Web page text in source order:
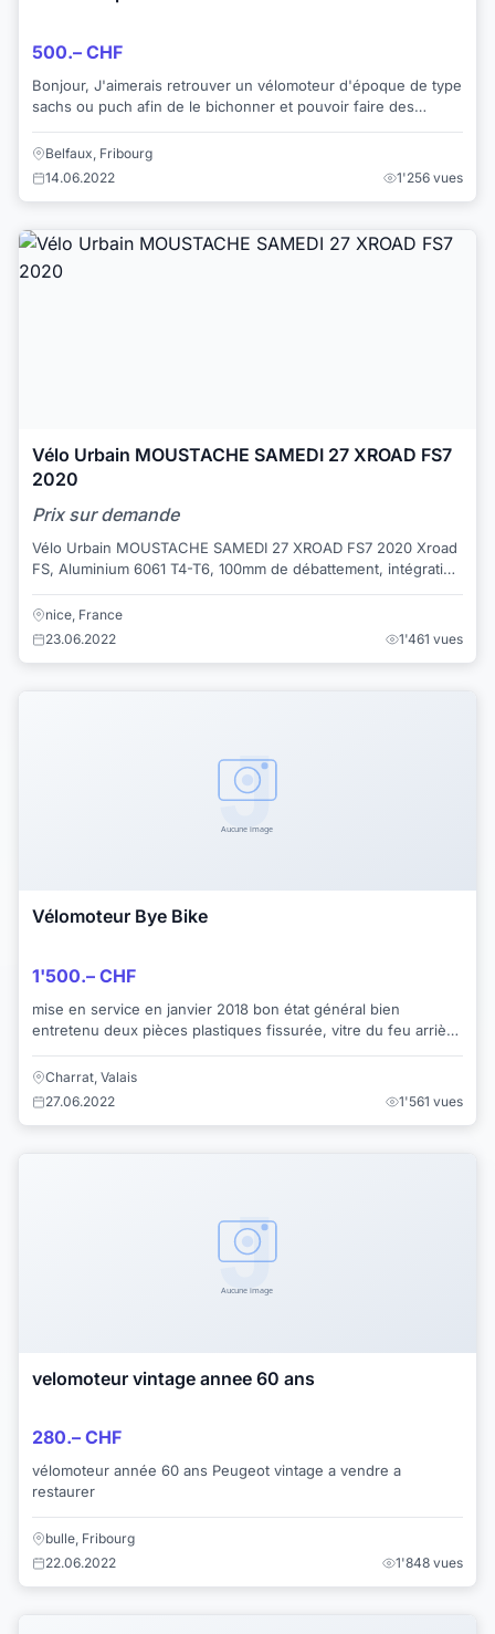
500.– CHF
Bonjour, J'aimerais retrouver un vélomoteur d'époque de type
sachs ou puch afin de le bichonner et pouvoir faire des
Belfaux, Fribourg
14.06.2022
1'256 vues
Vélo Urbain MOUSTACHE SAMEDI 27 XROAD FS7
2020
Prix sur demande
Vélo Urbain MOUSTACHE SAMEDI 27 XROAD FS7 2020 Xroad
FS, Aluminium 6061 T4-T6, 100mm de débattement, intégration
nice, France
23.06.2022
1'461 vues
Vélomoteur Bye Bike
1'500.– CHF
mise en service en janvier 2018 bon état général bien
entretenu deux pièces plastiques fissurée, vitre du feu arrière
Charrat, Valais
27.06.2022
1'561 vues
velomoteur vintage annee 60 ans
280.– CHF
vélomoteur année 60 ans Peugeot vintage a vendre a
restaurer
bulle, Fribourg
22.06.2022
1'848 vues